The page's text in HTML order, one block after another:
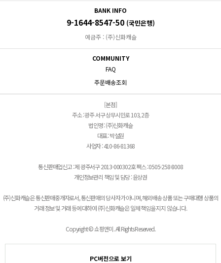
BANK INFO
9-1644-8547-50 (국민은행)
예금주 : (주)신화캐슬
COMMUNITY
FAQ
주문배송조회
[본점]
주소 : 광주 서구 상무시민로 103, 2층
법인명 : (주)신화캐슬
대표 : 박설원
사업자 : 410-86-81368
통신판매업신고 : 제 광주서구 2013-000302호 팩스 : 0505-258-8008
개인정보관리 책임 및 담당 : 윤상권
(주)신화캐슬은 통신판매중개자로서, 통신판매의 당사자가 아니며, 해외배송 상품 또는 구매대행 상품의
거래 정보 및 거래 등에 대하여 (주)신화캐슬은 일체 책임을 지지 않습니다.
Copyright © 쇼핑앤미. All Rights Reserved.
PC버전으로 보기